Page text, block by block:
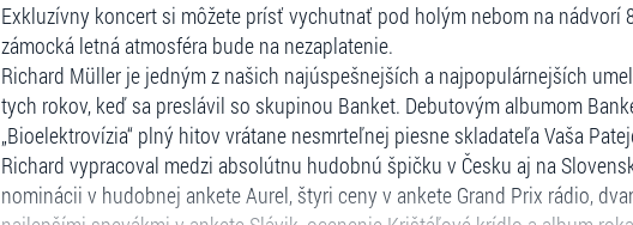
Exkluzívny koncert si môžete prísť vychutnať pod holým nebom na nádvorí
zámocká letná atmosféra bude na nezaplatenie.
Richard Müller je jedným z našich najúspešnejších a najpopulárnejších
tych rokov, keď sa preslávil so skupinou Banket. Debutovým albumom
„Bioelektrovízia“ plný hitov vrátane nesmrteľnej piesne skladateľa Vaša
Richard vypracoval medzi absolútnu hudobnú špičku v Česku aj na
nominácii v hudobnej ankete Aurel, štyri ceny v ankete Grand Prix rádio,